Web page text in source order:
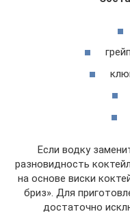
Если водку
разновидность
на основе виски
бриз». Для
достаточно